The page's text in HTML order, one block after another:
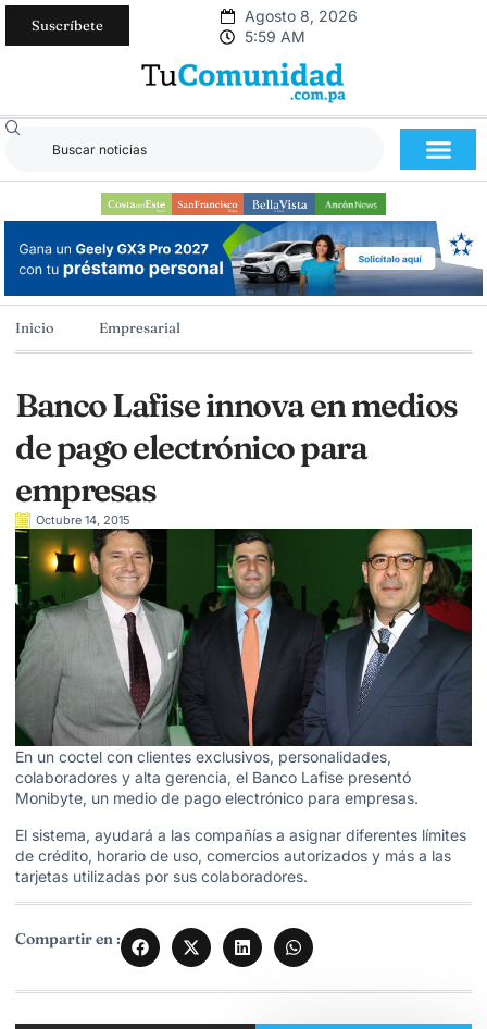
Suscríbete
Agosto 8, 2026
5:59 AM
Inicio Empresarial
Banco Lafise innova en medios
de pago electrónico para
empresas
Octubre 14, 2015
En un coctel con clientes exclusivos, personalidades,
colaboradores y alta gerencia, el Banco Lafise presentó
Monibyte, un medio de pago electrónico para empresas.
El sistema, ayudará a las compañías a asignar diferentes límites
de crédito, horario de uso, comercios autorizados y más a las
tarjetas utilizadas por sus colaboradores.
Compartir en :